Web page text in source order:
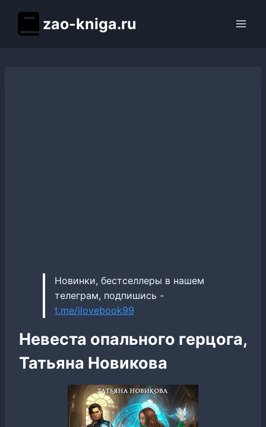
содержимому
zao-kniga.ru
Новинки, бестселлеры в нашем
телеграм, подпишись -
t.me/ilovebook99
Невеста опального герцога,
Татьяна Новикова